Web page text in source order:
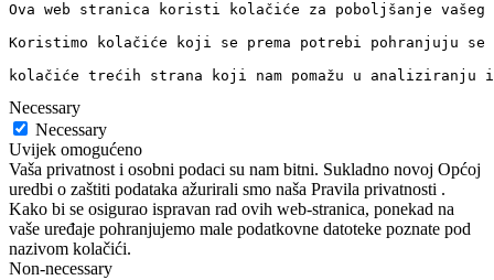
Ova web stranica koristi kolačiće za poboljšanje
Koristimo kolačiće koji se prema potrebi pohranjuju
kolačiće trećih strana koji nam pomažu u
Necessary
Necessary
Uvijek omogućeno
Vaša privatnost i osobni podaci su nam bitni. Sukladno novoj Općoj
uredbi o zaštiti podataka ažurirali smo naša Pravila privatnosti .
Kako bi se osigurao ispravan rad ovih web-stranica, ponekad na
vaše uređaje pohranjujemo male podatkovne datoteke poznate pod
nazivom kolačići.
Non-necessary